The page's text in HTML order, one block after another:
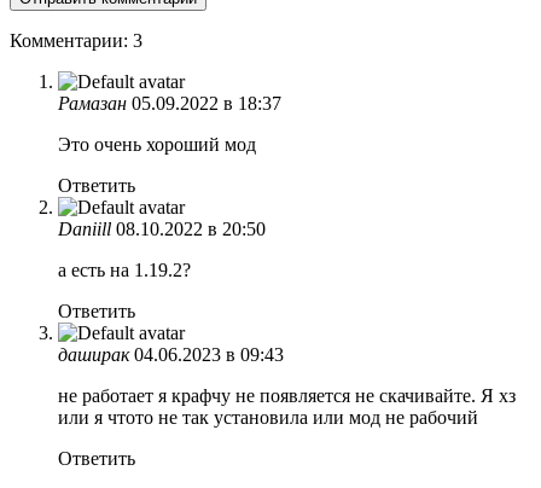
Комментарии: 3
Рамазан 05.09.2022 в 18:37
Это очень хороший мод
Ответить
Daniill 08.10.2022 в 20:50
а есть на 1.19.2?
Ответить
даширак 04.06.2023 в 09:43
не работает я крафчу не появляется не скачивайте. Я хз
или я чтото не так установила или мод не рабочий
Ответить